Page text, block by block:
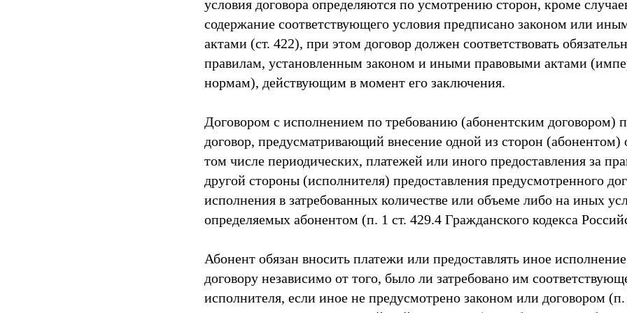
условия договора определяются по усмотрению сторон, кроме
содержание соответствующего условия предписано законом или
актами (ст. 422), при этом договор должен соответствовать
правилам, установленным законом и иными правовыми актами
нормам), действующим в момент его заключения.
Договором с исполнением по требованию (абонентским договором)
договор, предусматривающий внесение одной из сторон (абонентом)
том числе периодических, платежей или иного предоставления за
другой стороны (исполнителя) предоставления предусмотренного
исполнения в затребованных количестве или объеме либо на иных
определяемых абонентом (п. 1 ст. 429.4 Гражданского кодекса
Абонент обязан вносить платежи или предоставлять иное
договору независимо от того, было ли затребовано им
исполнителя, если иное не предусмотрено законом или договором (п.